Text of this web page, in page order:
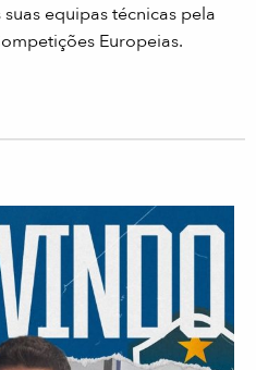
equipas técnicas pela
Europeias.